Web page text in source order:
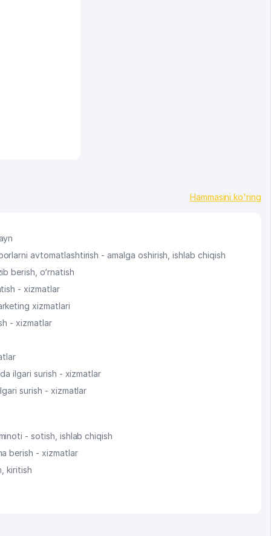
Hammasini ko'ring
avtomatlashtirish - amalga oshirish, ishlab chiqish
berish, o‘rnatish
- xizmatlar
xizmatlari
- xizmatlar
ilgari surish - xizmatlar
surish - xizmatlar
- sotish, ishlab chiqish
berish - xizmatlar
kiritish